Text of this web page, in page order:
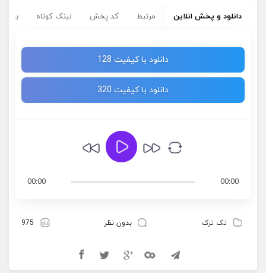
دانلود و پخش انلاین مرتبط کد پخش لینک کوتاه
دانلود با کیفیت 128
دانلود با کیفیت 320
00:00
00:00
تک ترک بدون نظر 975